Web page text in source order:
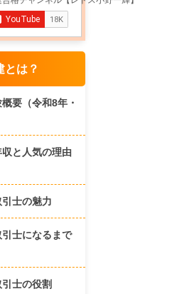
とは？
要（令和8年・
と人気の理由
士の魅力
士になるまで
士の役割